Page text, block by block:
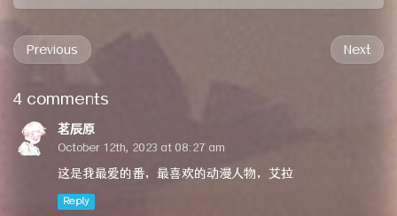
Next
Previous
4 comments
茗辰原
October 12th, 2023 at 08:27 am
这是我最爱的番，最喜欢的动漫人物，艾拉
Reply